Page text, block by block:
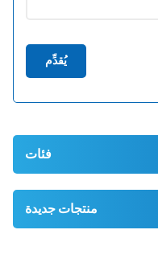
يُقدِّم
فئات
منتجات جديدة